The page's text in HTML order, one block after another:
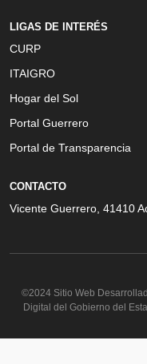
LIGAS DE INTERÉS
CURP
ITAIGRO
Hogar del Sol
Portal Guerrero
Portal de Transparencia
CONTACTO
Vicente Guerrero, 41410
©2024 Sitio Web
Digital del Gobierno del